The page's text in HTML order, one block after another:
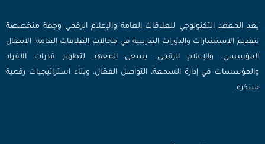
يعد المعهد التكنولوجي للعلاقات العامة والإعلام الرقمي وجهة متخصصة
لتقديم الاستشارات والدورات التدريبية في مجالات العلاقات العامة، الاتصال
المؤسسي، والإعلام الرقمي. يسعى المعهد لتطوير قدرات الأفراد
والمؤسسات في إدارة السمعة، التواصل الفعّال، وبناء استراتيجيات رقمية
مبتكرة.